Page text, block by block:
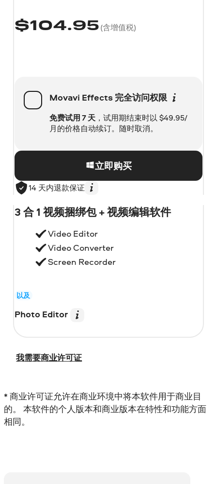
$104.95(含增值税)
Movavi Effects 完全访问权限
免费试用 7 天，试用期结束时以 $49.95/
月的价格自动续订。随时取消。
立即购买
14 天内退款保证
3 合 1 视频捆绑包 + 视频编辑软件
Video Editor
Video Converter
Screen Recorder
以及
Photo Editor
我需要商业许可证
* 商业许可证允许在商业环境中将本软件用于商业目
的。 本软件的个人版本和商业版本在特性和功能方面
相同。